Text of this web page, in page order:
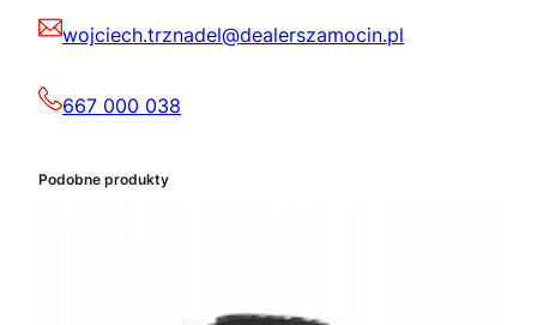
wojciech.trznadel@dealerszamocin.pl
667 000 038
Podobne produkty